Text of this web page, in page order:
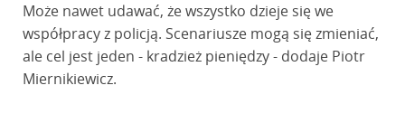
Może nawet udawać, że wszystko dzieje się we
współpracy z policją. Scenariusze mogą się zmieniać,
ale cel jest jeden - kradzież pieniędzy - dodaje Piotr
Miernikiewicz.